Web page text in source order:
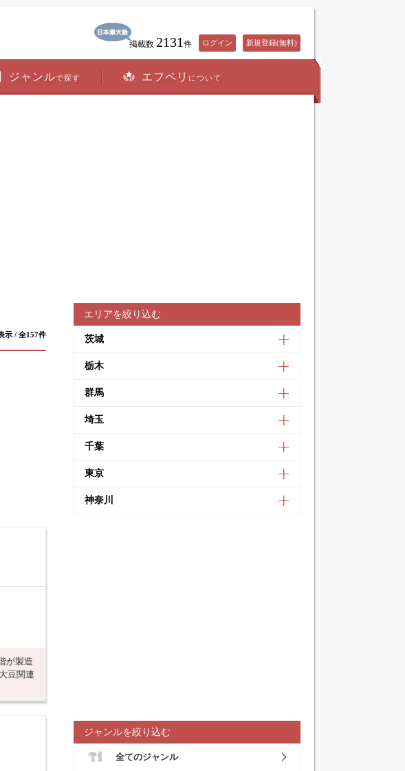
掲載数 2131 件 ログイン 新規登録(無料)
ジャンルで探す エフペリ について
示 / 全157件
が製造
豆関連
エリアを絞り込む
茨城
栃木
群馬
埼玉
千葉
東京
神奈川
ジャンルを絞り込む
全てのジャンル